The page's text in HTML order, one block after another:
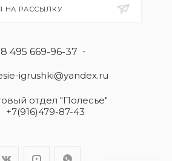
НА РАССЫЛКУ
8 495 669-96-37
igrushki@yandex.ru
отдел "Полесье"
+7(916)479-87-43